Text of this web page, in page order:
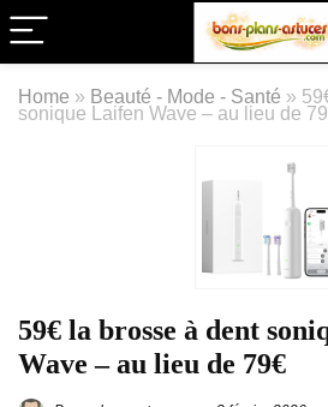
Home » Beauté - Mode - Santé »
sonique Laifen Wave – au lieu de
59€ la brosse à dent
Wave – au lieu de 79€